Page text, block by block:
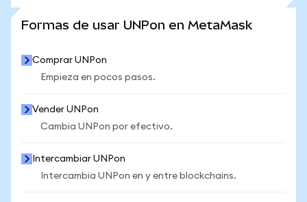
Formas de usar UNPon en MetaMask
Comprar UNPon
Empieza en pocos pasos.
Vender UNPon
Cambia UNPon por efectivo.
Intercambiar UNPon
Intercambia UNPon en y entre blockchains.